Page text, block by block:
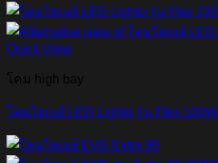
Quick View
โคม high bay
โคมไฮเบย์ LED Lighto รุ่น Flex 100W